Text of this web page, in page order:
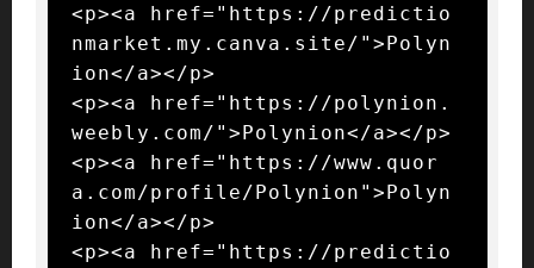
<p><a href="https://predictio
nmarket.my.canva.site/">Polyn
ion</a></p>
<p><a href="https://polynion.
weebly.com/">Polynion</a></p>
<p><a href="https://www.quor
a.com/profile/Polynion">Polyn
ion</a></p>
<p><a href="https://predictio